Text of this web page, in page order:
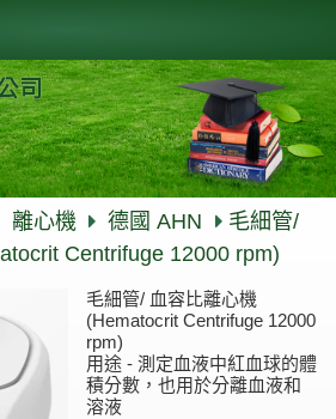
司
離心機 德國 AHN
毛細管/
Centrifuge 12000 rpm)
毛細管/ 血容比離心機
(Hematocrit Centrifuge 12000
rpm)
用途 - 測定血液中紅血球的體
積分數，也用於分離血液和
溶液